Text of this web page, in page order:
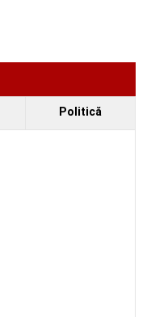
Politică